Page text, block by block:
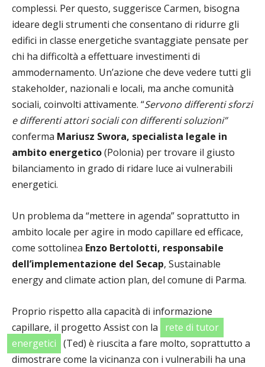
complessi. Per questo, suggerisce Carmen, bisogna
ideare degli strumenti che consentano di ridurre gli
edifici in classe energetiche svantaggiate pensate per
chi ha difficoltà a effettuare investimenti di
ammodernamento. Un’azione che deve vedere tutti gli
stakeholder, nazionali e locali, ma anche comunità
sociali, coinvolti attivamente. “Servono differenti sforzi
e differenti attori sociali con differenti soluzioni”
conferma Mariusz Swora, specialista legale in
ambito energetico(Polonia) per trovare il giusto
bilanciamento in grado di ridare luce ai vulnerabili
energetici.
Un problema da “mettere in agenda” soprattutto in
ambito locale per agire in modo capillare ed efficace,
come sottolinea Enzo Bertolotti, responsabile
dell’implementazione del Secap, Sustainable
energy and climate action plan, del comune di Parma.
Proprio rispetto alla capacità di informazione
capillare, il progetto Assist con la
rete di tutor
energetici (Ted) è riuscita a fare molto, soprattutto a
dimostrare come la vicinanza con i vulnerabili ha una